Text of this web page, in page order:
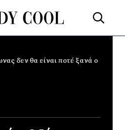
δεν θα είναι ποτέ ξανά ο